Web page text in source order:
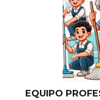
EQUIPO